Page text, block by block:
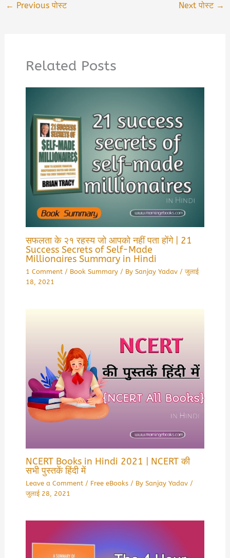
← Previous पोस्ट Next पोस्ट →
Related Posts
सफलता के २१ रहस्य जो आपको नहीं पता होंगे | 21
Success Secrets of Self-Made
Millionaires Summary in Hindi
1 Comment / Book Summary/ By Sanjay Yadav /जुलाई
18, 2021
NCERT Books in Hindi 2021 | NCERT की
सभी पुस्तकें हिंदी में
Leave a Comment / Free eBooks/ By Sanjay Yadav /
जुलाई 28, 2021